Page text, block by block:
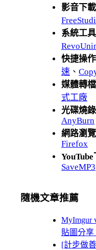
影音下載
系統工具
快捷操作
速 、
媒體轉檔
式工廠
光碟燒錄
AnyBurn
網路瀏覽
Firefox
SaveMP3
隨機文章推薦
MyImgur
貼圖分享
[計步做